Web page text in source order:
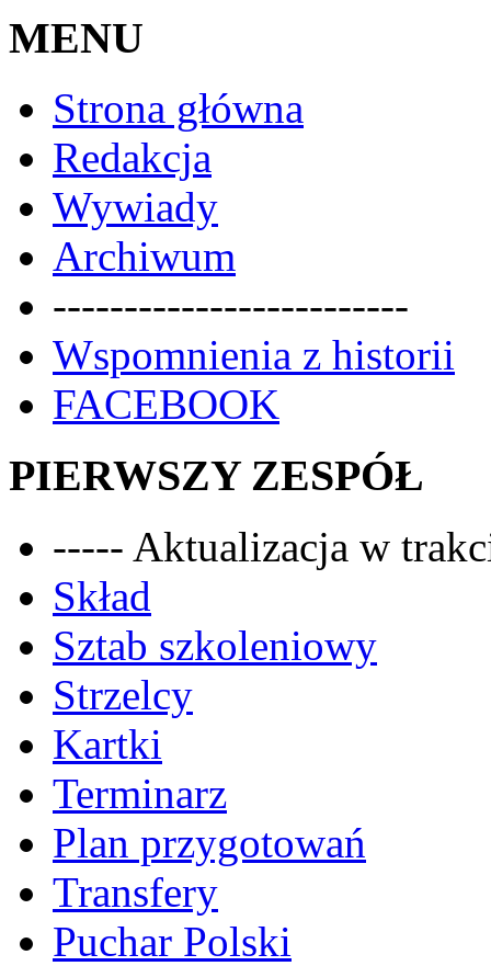
MENU
Strona główna
Redakcja
Wywiady
Archiwum
-------------------------
Wspomnienia z historii
FACEBOOK
PIERWSZY ZESPÓŁ
----- Aktualizacja w
Skład
Sztab szkoleniowy
Strzelcy
Kartki
Terminarz
Plan przygotowań
Transfery
Puchar Polski